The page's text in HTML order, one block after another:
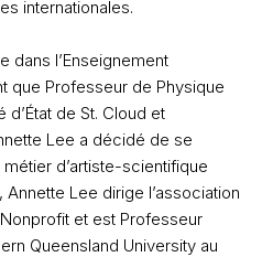
internationales.
dans l’Enseignement
que Professeur de Physique
d’État de St. Cloud et
Lee a décidé de se
d’artiste-scientifique
Lee dirige l’association
et est Professeur
Queensland University au